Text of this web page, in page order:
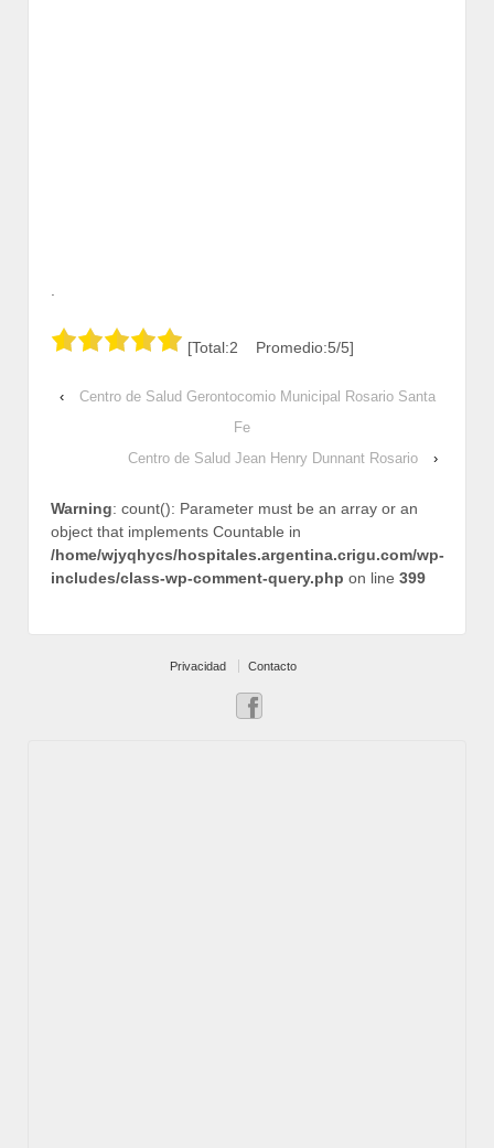
[Total:2 Promedio:5/5]
‹
Centro de Salud Gerontocomio Municipal Rosario Santa
Fe
Centro de Salud Jean Henry Dunnant Rosario
›
Warning: count(): Parameter must be an array or an
object that implements Countable in
/home/wjyqhycs/hospitales.argentina.crigu.com/wp-
includes/class-wp-comment-query.php on line 399
Privacidad Contacto